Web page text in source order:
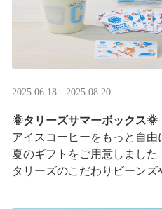
2025.06.18 - 2025.08.20
🌞タリーズサマーボックス🌞
アイスコーヒーをもっと自由
夏のギフトをご用意しました
タリーズのこだわりビーン